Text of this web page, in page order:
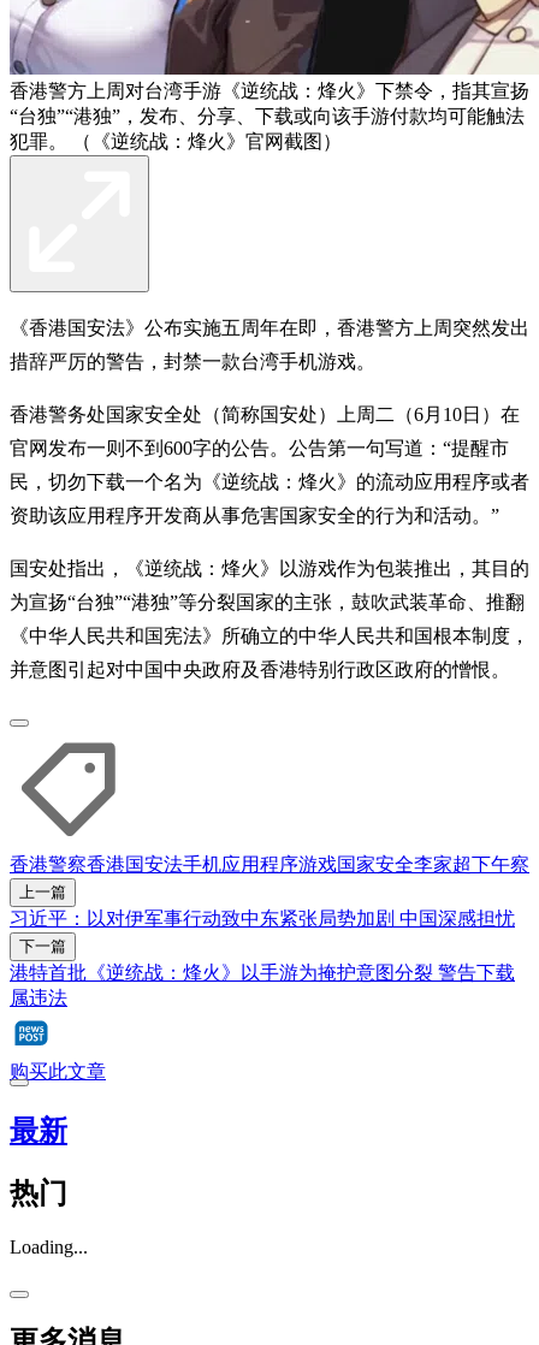
香港警方上周对台湾手游《逆统战：烽火》下禁令，指其宣扬
“台独”“港独”，发布、分享、下载或向该手游付款均可能触法
犯罪。 （《逆统战：烽火》官网截图）
《香港国安法》公布实施五周年在即，香港警方上周突然发出
措辞严厉的警告，封禁一款台湾手机游戏。
香港警务处国家安全处（简称国安处）上周二（6月10日）在
官网发布一则不到600字的公告。公告第一句写道：“提醒市
民，切勿下载一个名为《逆统战：烽火》的流动应用程序或者
资助该应用程序开发商从事危害国家安全的行为和活动。”
国安处指出，《逆统战：烽火》以游戏作为包装推出，其目的
为宣扬“台独”“港独”等分裂国家的主张，鼓吹武装革命、推翻
《中华人民共和国宪法》所确立的中华人民共和国根本制度，
并意图引起对中国中央政府及香港特别行政区政府的憎恨。
香港警察香港国安法手机应用程序游戏国家安全李家超下午察
上一篇
习近平：以对伊军事行动致中东紧张局势加剧 中国深感担忧
下一篇
港特首批《逆统战：烽火》以手游为掩护意图分裂 警告下载
属违法
购买此文章
最新
热门
Loading...